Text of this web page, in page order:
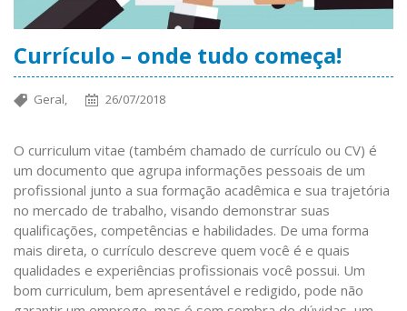
Currículo – onde tudo começa!
Geral, 26/07/2018
O curriculum vitae (também chamado de currículo ou CV) é
um documento que agrupa informações pessoais de um
profissional junto a sua formação acadêmica e sua trajetória
no mercado de trabalho, visando demonstrar suas
qualificações, competências e habilidades. De uma forma
mais direta, o currículo descreve quem você é e quais
qualidades e experiências profissionais você possui. Um
bom curriculum, bem apresentável e redigido, pode não